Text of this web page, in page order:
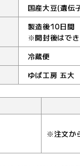
国産大豆(遺伝
製造後10日間
※開封後はでき
冷蔵便
ゆば工房 五大
※注文か